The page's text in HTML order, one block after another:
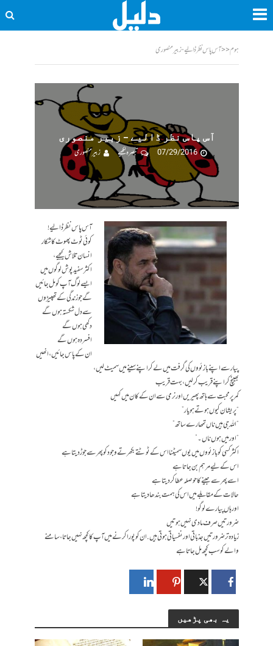
ہوم<<آس پاس نظر ڈالیے - زبیر منصوری
آس پاس نظر ڈالیے – زبیر منصوری
07/29/2016
تبصرہ لکھیے زبیر منصوری
آس پاس نظر ڈالیے!
کوئی ٹوٹ پھوٹ کا شکار
انسان تلاش کیجیے ،
اکثر سفید پوش لوگوں میں
ایسے لوگ آپ کو مل جائیں
گے جو زندگی کے تھپیڑوں
سے دل شکستہ ہوں گے
دکھی ہوں گے
افسردہ ہوں گے
ان کے پاس جائیں، انھیں
پیار سے اپنے بازئووں کی گرفت میں لے کر اپنے سینے میں سمیٹ لیں،
بھینچ کر اپنے قریب کر لیں، بہت قریب
کمر پر محبت سے ہاتھ پھیریں اور نرمی سے ان کے کان میں کہیں
“پریشان کیوں ہو تے ہو یار”
“اللہ جی ہیں ناں تمھارے ساتھ”
“اور میں ہوں ناں ۔”
اکثر کسی کو بازئووں میں یوں سمیٹنا اس کے ٹوٹتے بکھرتے وجود کو پھر سے جوڑ دیتا ہے
اس کے لیے مرہم بن جاتا ہے
اسے پھر سے جینے کا حوصلہ عطا کر دیتا ہے
حالات کے مقابلے میں اس کی ہمت بندھا دیتا ہے
اور ہاں پیارے لوگو!
ضرورتیں صرف مادی نہیں ہوتیں
زیادہ تر ضرورتیں جذباتی اور نفسیاتی ہوتی ہیں. ان کو پورا کرنے میں آپ کا کچھ نہیں جاتا، سامنے
والے کو سب کچھ مل جاتا ہے
یہ بھی پڑھیں